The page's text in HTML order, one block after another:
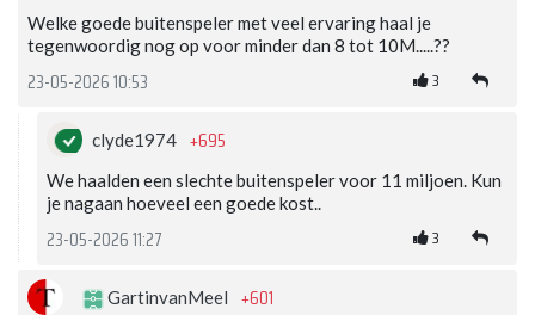
Welke goede buitenspeler met veel ervaring haal je
tegenwoordig nog op voor minder dan 8 tot 10M.....??
23-05-2026 10:53 3
clyde1974 +695
We haalden een slechte buitenspeler voor 11 miljoen. Kun
je nagaan hoeveel een goede kost..
23-05-2026 11:27 3
GartinvanMeel +601